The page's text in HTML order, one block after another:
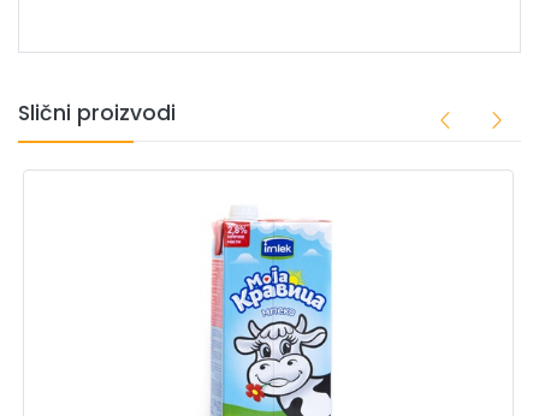
Slični proizvodi